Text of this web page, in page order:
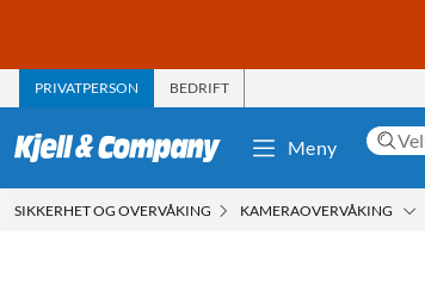
PRIVATPERSON BEDRIFT
Meny
SIKKERHET OG OVERVÅKING KAMERAOVERVÅKING